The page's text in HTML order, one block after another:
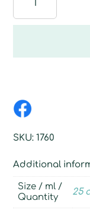
Spezialfaser
quantity
SKU:1760
Additional
Size / ml /
Quantity
25